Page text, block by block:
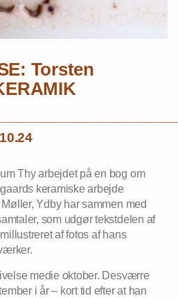
Torsten
Thy arbejdet på en bog om
keramiske arbejde
Ydby har sammen med
som udgør tekstdelen af
af fotos af hans
medie oktober. Desværre
i år – kort tid efter at han